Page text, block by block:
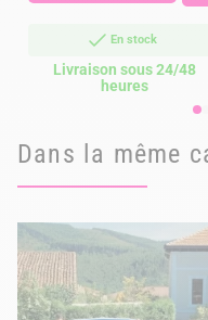
En stock
Livraison sous 24/48
heures
Dans la même